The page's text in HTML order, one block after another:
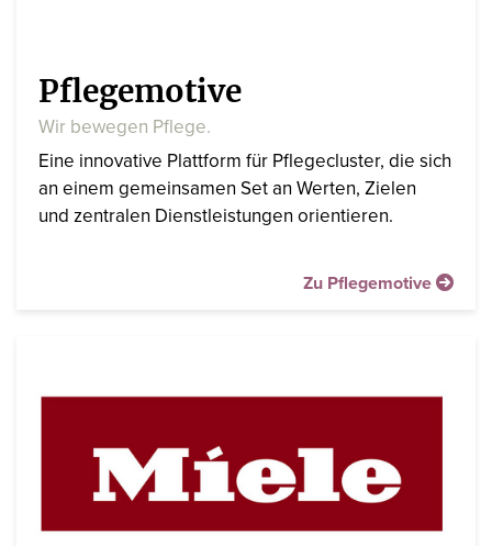
Pflegemotive
Wir bewegen Pflege.
Eine innovative Plattform für Pflegecluster, die sich
an einem gemeinsamen Set an Werten, Zielen
und zentralen Dienstleistungen orientieren.
Zu Pflegemotive